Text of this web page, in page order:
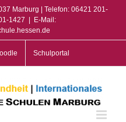
Marburg | Telefon: 06421 201-
1427
E-Mail:
Schulportal